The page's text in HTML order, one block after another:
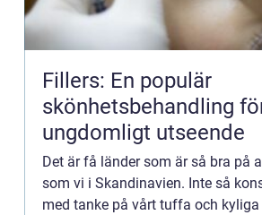
Fillers: En populär
skönhetsbehandling
ungdomligt utseende
Det är få länder som är så bra på
som vi i Skandinavien. Inte så
med tanke på vårt tuffa och